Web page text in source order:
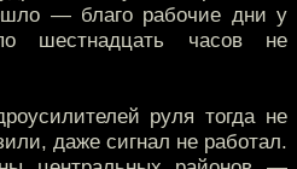
— благо рабочие дни у
шестнадцать часов не
руля тогда не
даже сигнал не работал.